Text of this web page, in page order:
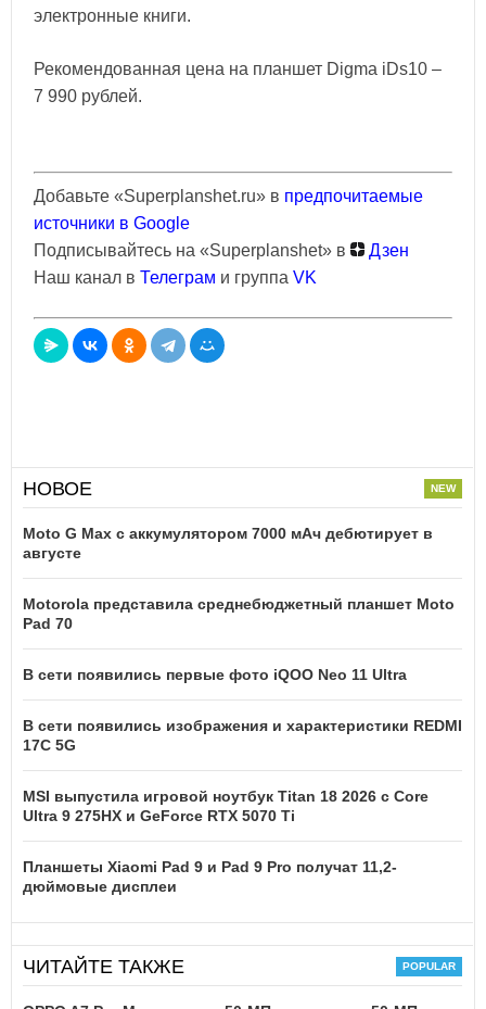
электронные книги.
Рекомендованная цена на планшет Digma iDs10 –
7 990 рублей.
Добавьте «Superplanshet.ru» в предпочитаемые
источники в Google
Подписывайтесь на «Superplanshet» в
Дзен
Наш канал в Телеграм и группа VK
НОВОЕ
Moto G Max с аккумулятором 7000 мАч дебютирует в
августе
Motorola представила среднебюджетный планшет Moto
Pad 70
В сети появились первые фото iQOO Neo 11 Ultra
В сети появились изображения и характеристики REDMI
17C 5G
MSI выпустила игровой ноутбук Titan 18 2026 с Core
Ultra 9 275HX и GeForce RTX 5070 Ti
Планшеты Xiaomi Pad 9 и Pad 9 Pro получат 11,2-
дюймовые дисплеи
ЧИТАЙТЕ ТАКЖЕ